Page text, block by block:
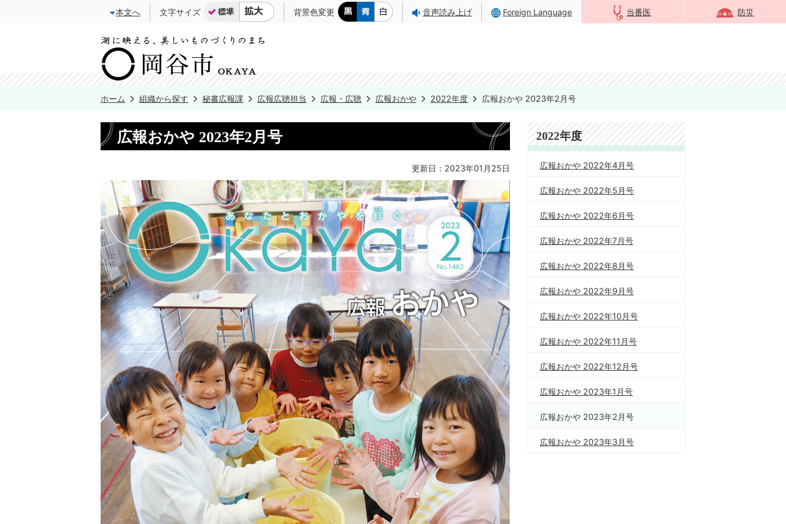
本文へ 文字サイズ 背景色変更 音声読み上げ Foreign Language 当番医 防災
ホーム 組織から探す 秘書広報課 広報広聴担当 広報・広聴 広報おかや 2022年度 広報おかや 2023年2月号
広報おかや 2023年2月号
更新日：2023年01月25日
2022年度
広報おかや 2022年4月号
広報おかや 2022年5月号
広報おかや 2022年6月号
広報おかや 2022年7月号
広報おかや 2022年8月号
広報おかや 2022年9月号
広報おかや 2022年10月号
広報おかや 2022年11月号
広報おかや 2022年12月号
広報おかや 2023年1月号
広報おかや 2023年2月号
広報おかや 2023年3月号